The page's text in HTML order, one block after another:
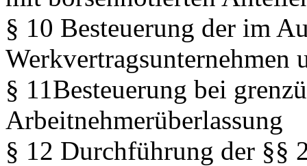
§ 10 Besteuerung der im
Werkvertragsunternehmen
§ 11Besteuerung bei
Arbeitnehmerüberlassung
§ 12 Durchführung der §§